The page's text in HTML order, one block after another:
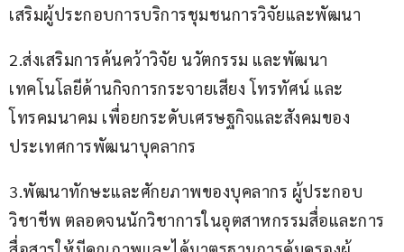
เสริมผู้ประกอบการบริการชุมชนการวิจัยและพัฒนา
2.ส่งเสริมการค้นคว้าวิจัย นวัตกรรม และพัฒนา
เทคโนโลยีด้านกิจการกระจายเสียง โทรทัศน์ และ
โทรคมนาคม เพื่อยกระดับเศรษฐกิจและสังคมของ
ประเทศการพัฒนาบุคลากร
3.พัฒนาทักษะและศักยภาพของบุคลากร ผู้ประกอบ
วิชาชีพ ตลอดจนนักวิชาการในอุตสาหกรรมสื่อและการ